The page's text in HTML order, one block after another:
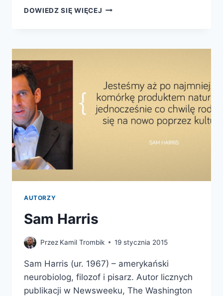
DOWIEDZ SIĘ WIĘCEJ LUDZIE
VETULANI
AUTORZY
Sam Harris
Przez Kamil Trombik 19 stycznia 2015
Sam Harris (ur. 1967) – amerykański
neurobiolog, filozof i pisarz. Autor licznych
publikacji w Newsweeku, The Washington